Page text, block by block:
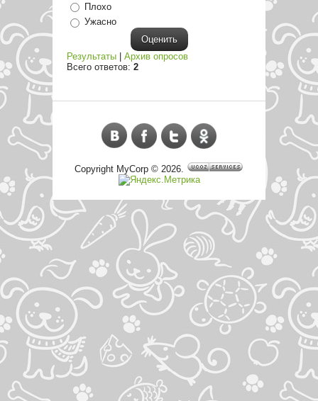
Плохо
Ужасно
Результаты
Архив опросов
Всего ответов: 2
Copyright MyCorp © 2026